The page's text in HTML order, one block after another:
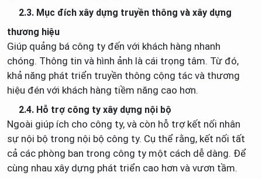
2.3. Mục đích xây dựng truyền thông và xây dựng
thương hiệu
Giúp quảng bá công ty đến với khách hàng nhanh
chóng. Thông tin và hình ảnh là cái trọng tâm. Từ đó,
khả năng phát triển truyền thông cộng tác và thương
hiệu đén với khách hàng tiềm năng cao hơn.
2.4. Hỗ trợ công ty xây dựng nội bộ
Ngoài giúp ích cho công ty, và còn hỗ trợ kết nối nhân
sự nội bộ trong nội bộ công ty. Cụ thể rằng, kết nối tất
cả các phòng ban trong công ty một cách dễ dàng. Để
cùng nhau xây dựng phát triển cao hơn và vươn tầm.